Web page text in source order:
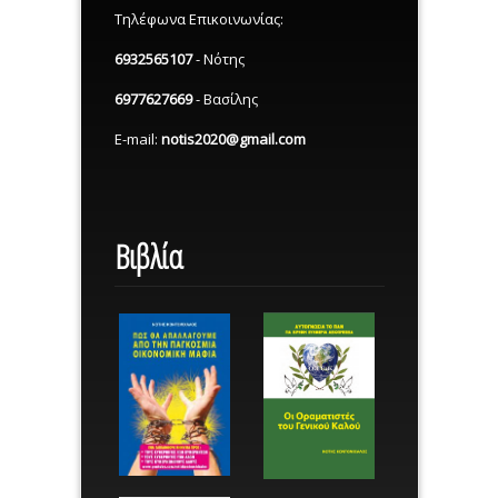
Τηλέφωνα Επικοινωνίας:
6932565107- Νότης
6977627669- Βασίλης
E-mail: notis2020@gmail.com
Βιβλία